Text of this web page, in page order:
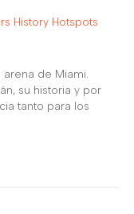
de Miami.
su historia y por
tanto para los